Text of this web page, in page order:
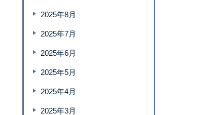
2025年8月
2025年7月
2025年6月
2025年5月
2025年4月
2025年3月